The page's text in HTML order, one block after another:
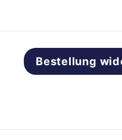
Bestellung